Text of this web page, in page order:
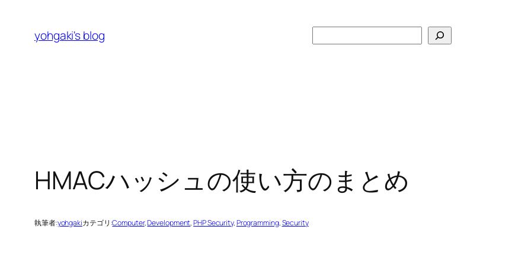
yohgaki's blog
索
HMACハッシュの使い方のまとめ
執筆者:yohgakiカテゴリ:Computer, Development, PHP Security, Programming, Security